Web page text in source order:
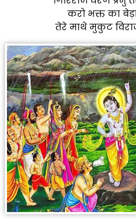
करो भक्त का
तेरे माथे मुकुट